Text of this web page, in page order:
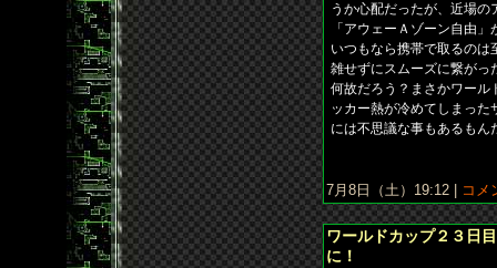
うか心配だったが、近場
「アウェーＡゾーン自由
いつもなら携帯で取るの
雑せずにスムーズに繋がっ
何故だろう？まさかワール
ッカー熱が冷めてしまっ
には不思議な事もあるもん
7月8日（土）19:12 | コメ
ワールドカップ２３日
に！